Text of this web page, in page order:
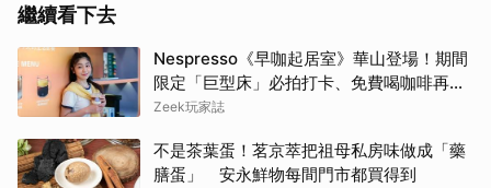
繼續看下去
Nespresso《早咖起居室》華山登場！期間
限定「巨型床」必拍打卡、免費喝咖啡再拿
好禮
Zeek玩家誌
不是茶葉蛋！茗京萃把祖母私房味做成「藥
膳蛋」 安永鮮物每間門市都買得到